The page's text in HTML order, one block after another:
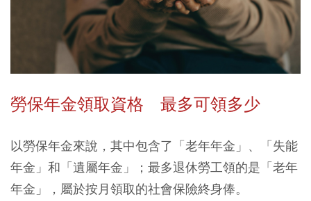
勞保年金領取資格 最多可領多少
以勞保年金來說，其中包含了「老年年金」、「失能
年金」和「遺屬年金」；最多退休勞工領的是「老年
年金」，屬於按月領取的社會保險終身俸。